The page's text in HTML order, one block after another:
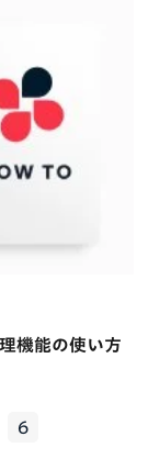
機能の使い方
6